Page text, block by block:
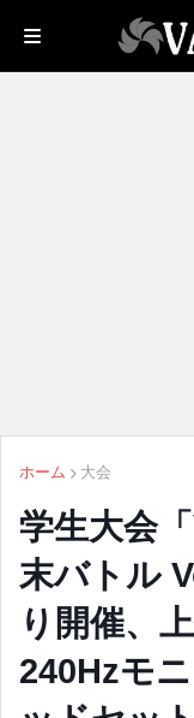
ホーム 大会
学生大会
末バトル
り開催、
240Hzモ